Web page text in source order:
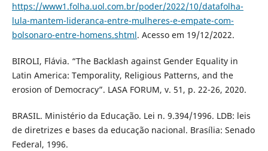
https://www1.folha.uol.com.br/poder/2022/10/datafolha-
lula-mantem-lideranca-entre-mulheres-e-empate-com-
bolsonaro-entre-homens.shtml. Acesso em 19/12/2022.
BIROLI, Flávia. “The Backlash against Gender Equality in
Latin America: Temporality, Religious Patterns, and the
erosion of Democracy”. LASA FORUM, v. 51, p. 22-26, 2020.
BRASIL. Ministério da Educação. Lei n. 9.394/1996. LDB: leis
de diretrizes e bases da educação nacional. Brasília: Senado
Federal, 1996.